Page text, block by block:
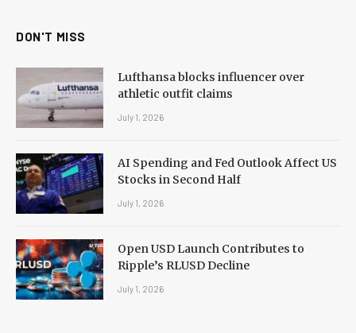
DON'T MISS
Lufthansa blocks influencer over
athletic outfit claims
July 1, 2026
AI Spending and Fed Outlook Affect US
Stocks in Second Half
July 1, 2026
Open USD Launch Contributes to
Ripple’s RLUSD Decline
July 1, 2026